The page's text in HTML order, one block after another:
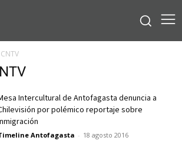
CNTV
Intercultural de Antofagasta denuncia a
por polémico reportaje sobre
Antofagasta - 18 agosto 2016